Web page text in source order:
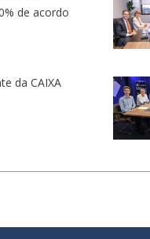
de acordo
da CAIXA